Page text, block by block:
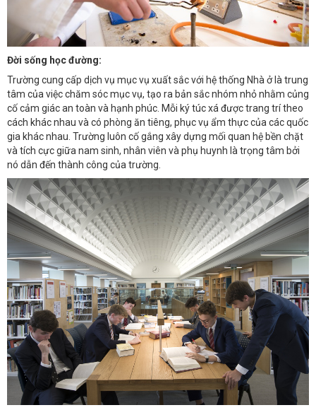
Đời sống học đường:
Trường cung cấp dịch vụ mục vụ xuất sắc với hệ thống Nhà ở là trung
tâm của việc chăm sóc mục vụ, tạo ra bản sắc nhóm nhỏ nhằm củng
cố cảm giác an toàn và hạnh phúc. Mỗi ký túc xá được trang trí theo
cách khác nhau và có phòng ăn tiêng, phục vụ ẩm thực của các quốc
gia khác nhau. Trường luôn cố gắng xây dựng mối quan hệ bền chặt
và tích cực giữa nam sinh, nhân viên và phụ huynh là trọng tâm bởi
nó dẫn đến thành công của trường.